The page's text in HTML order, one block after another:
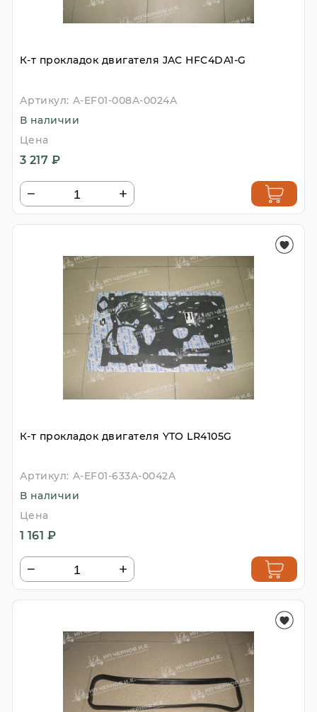
К-т прокладок двигателя JAC HFC4DA1-G
Артикул: A-EF01-008A-0024A
В наличии
Цена
3 217 ₽
К-т прокладок двигателя YTO LR4105G
Артикул: A-EF01-633A-0042A
В наличии
Цена
1 161 ₽